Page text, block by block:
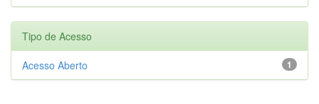
Tipo de Acesso
1
Acesso Aberto